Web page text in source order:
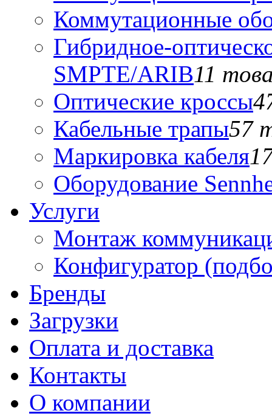
Коммутационные
Гибридное-
SMPTE/ARIB11
Оптические кроссы
Кабельные трапы57
Маркировка кабеля
Оборудование
Услуги
Монтаж
Конфигуратор
Бренды
Загрузки
Оплата и доставка
Контакты
О компании